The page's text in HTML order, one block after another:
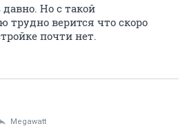
Но с такой
трудно верится что скоро
почти нет.
Megawatt